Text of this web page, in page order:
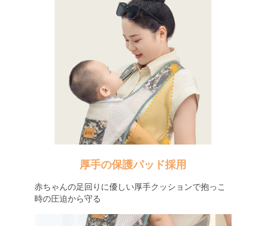
厚手の保護パッド採用
赤ちゃんの足回りに優しい厚手クッションで抱っこ
時の圧迫から守る